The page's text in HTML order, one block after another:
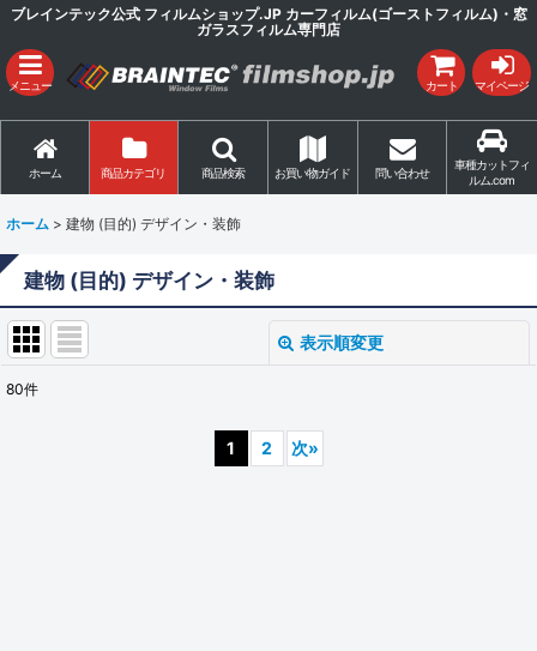
ブレインテック公式 フィルムショップ.JP カーフィルム(ゴーストフィルム)・窓
ガラスフィルム専門店
メニュー カート マイページ
ホーム 商品カテゴリ 商品検索 お買い物ガイド 問い合わせ
車種カットフィ
ルム.com
ホーム > 建物 (目的) デザイン・装飾
建物 (目的) デザイン・装飾
表示順変更
80件
1 2 次»